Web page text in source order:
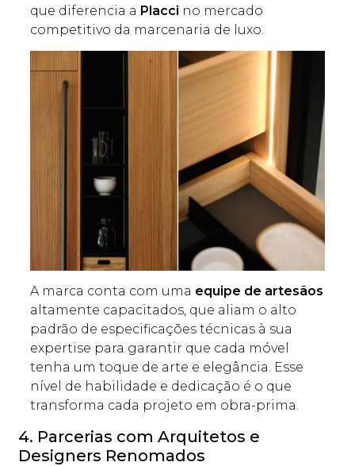
que diferencia a Placci no mercado
competitivo da marcenaria de luxo.
A marca conta com uma equipe de artesãos
altamente capacitados, que aliam o alto
padrão de especificações técnicas à sua
expertise para garantir que cada móvel
tenha um toque de arte e elegância. Esse
nível de habilidade e dedicação é o que
transforma cada projeto em obra-prima.
4. Parcerias com Arquitetos e
Designers Renomados